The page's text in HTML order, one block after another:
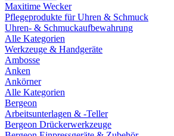
Maxitime Wecker
Pflegeprodukte für Uhren & Schmuck
Uhren- & Schmuckaufbewahrung
Alle Kategorien
Werkzeuge & Handgeräte
Ambosse
Anken
Ankörner
Alle Kategorien
Bergeon
Arbeitsunterlagen & -Teller
Bergeon Drückerwerkzeuge